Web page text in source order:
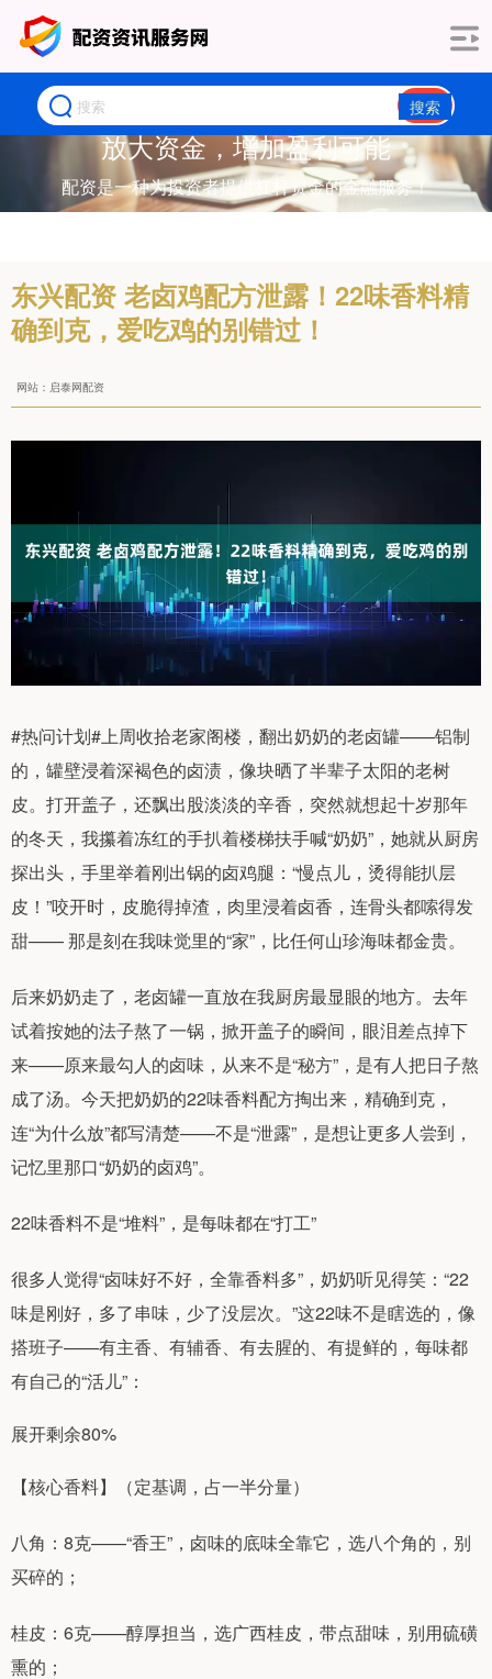
搜索
放大资金，增加盈利可能
配资是一种为投资者提供杠杆资金的金融服务！
东兴配资 老卤鸡配方泄露！22味香料精
确到克，爱吃鸡的别错过！
网站：启泰网配资
#热问计划#上周收拾老家阁楼，翻出奶奶的老卤罐——铝制
的，罐壁浸着深褐色的卤渍，像块晒了半辈子太阳的老树
皮。打开盖子，还飘出股淡淡的辛香，突然就想起十岁那年
的冬天，我攥着冻红的手扒着楼梯扶手喊“奶奶”，她就从厨房
探出头，手里举着刚出锅的卤鸡腿：“慢点儿，烫得能扒层
皮！”咬开时，皮脆得掉渣，肉里浸着卤香，连骨头都嗦得发
甜—— 那是刻在我味觉里的“家”，比任何山珍海味都金贵。
后来奶奶走了，老卤罐一直放在我厨房最显眼的地方。去年
试着按她的法子熬了一锅，掀开盖子的瞬间，眼泪差点掉下
来——原来最勾人的卤味，从来不是“秘方”，是有人把日子熬
成了汤。今天把奶奶的22味香料配方掏出来，精确到克，
连“为什么放”都写清楚——不是“泄露”，是想让更多人尝到，
记忆里那口“奶奶的卤鸡”。
22味香料不是“堆料”，是每味都在“打工”
很多人觉得“卤味好不好，全靠香料多”，奶奶听见得笑：“22
味是刚好，多了串味，少了没层次。”这22味不是瞎选的，像
搭班子——有主香、有辅香、有去腥的、有提鲜的，每味都
有自己的“活儿”：
展开剩余80%
【核心香料】（定基调，占一半分量）
八角：8克——“香王”，卤味的底味全靠它，选八个角的，别
买碎的；
桂皮：6克——醇厚担当，选广西桂皮，带点甜味，别用硫磺
熏的；